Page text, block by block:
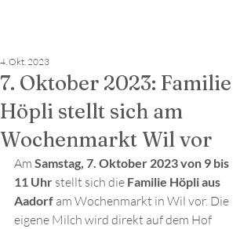
7. Oktober 2023: Familie
Höpli stellt sich am
Wochenmarkt Wil vor
4. Okt. 2023
Am Samstag, 7. Oktober 2023 von 9 bis
11 Uhr stellt sich die Familie Höpli aus
Aadorf am Wochenmarkt in Wil vor. Die
eigene Milch wird direkt auf dem Hof